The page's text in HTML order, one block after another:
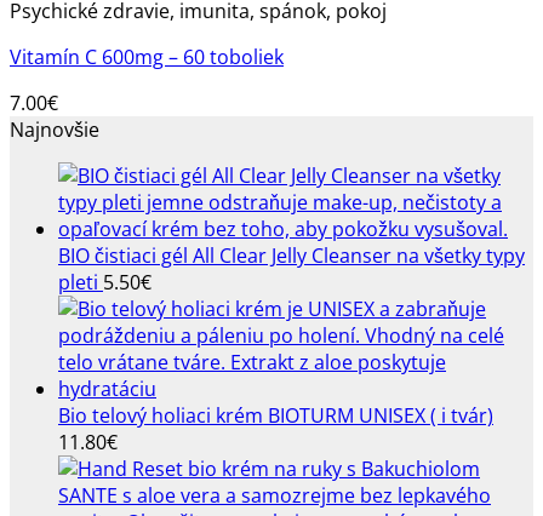
Psychické zdravie, imunita, spánok, pokoj
Vitamín C 600mg – 60 toboliek
7.00€
Najnovšie
BIO čistiaci gél All Clear Jelly Cleanser na všetky typy
pleti 5.50€
Bio telový holiaci krém BIOTURM UNISEX ( i tvár)
11.80€